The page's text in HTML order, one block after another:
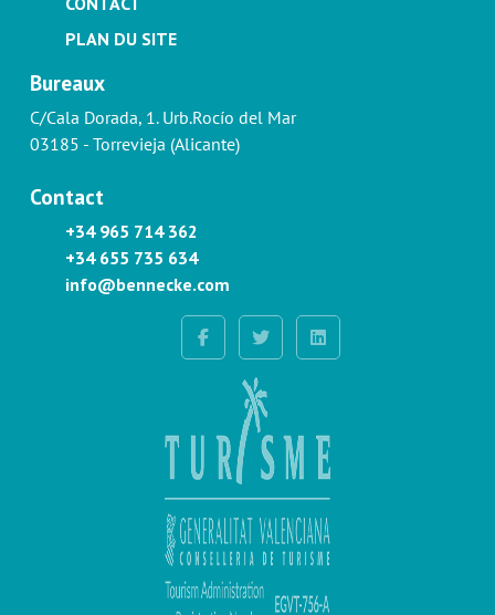
PLAN DU SITE
Bureaux
C/Cala Dorada, 1. Urb.Rocío del Mar
03185 - Torrevieja (Alicante)
Contact
+34 965 714 362
+34 655 735 634
info@bennecke.com